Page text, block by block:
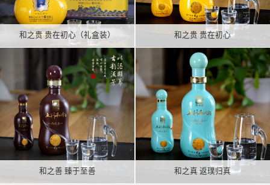
和之贵 贵在初心（礼盒装） 和之贵 贵在初心
和之善 臻于至善 和之真 返璞归真